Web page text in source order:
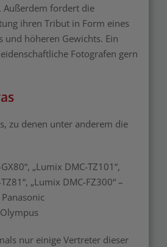
Außerdem fordert die
ihren Tribut in Form eines
und höheren Gewichts. Ein
Fotografen gern
zu denen unter anderem die
„Lumix DMC-TZ101“,
„Lumix DMC-FZ300“ –
nur einige Vertreter dieser